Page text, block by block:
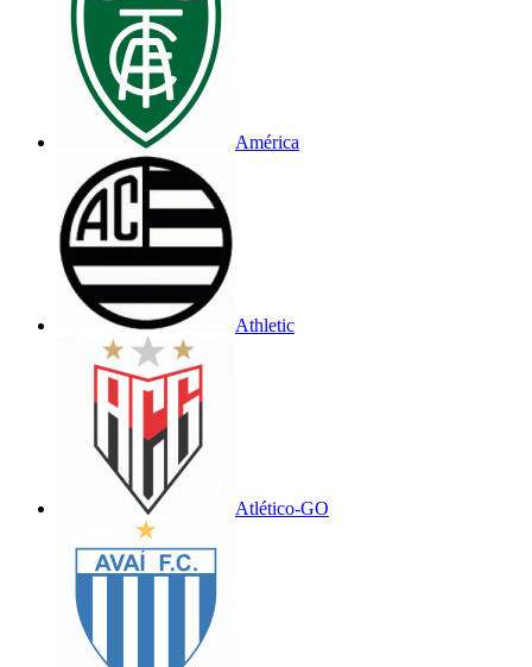
América
Athletic
Atlético-GO